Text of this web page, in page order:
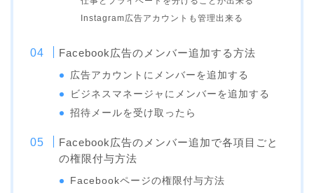
Instagram広告アカウントも管理出来る
Facebook広告のメンバー追加する方法
広告アカウントにメンバーを追加する
ビジネスマネージャにメンバーを追加する
招待メールを受け取ったら
Facebook広告のメンバー追加で各項目ごと
の権限付与方法
Facebookページの権限付与方法